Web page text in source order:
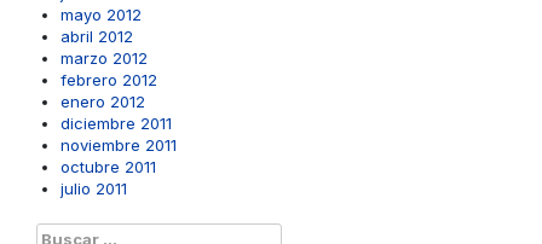
mayo 2012
abril 2012
marzo 2012
febrero 2012
enero 2012
diciembre 2011
noviembre 2011
octubre 2011
julio 2011
Buscar: